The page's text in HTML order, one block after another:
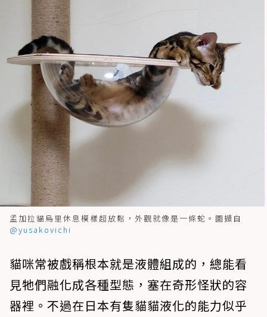
孟加拉貓烏里休息模樣超放鬆，外觀就像是一條蛇。圖擷自
@yusakovichi
貓咪常被戲稱根本就是液體組成的，總能看
見牠們融化成各種型態，塞在奇形怪狀的容
器裡。不過在日本有隻貓貓液化的能力似乎